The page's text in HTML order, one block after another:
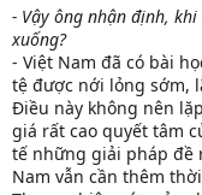
- Vậy ông nhận định,
xuống?
- Việt Nam đã có bài
tệ được nới lỏng sớm,
Điều này không nên
giá rất cao quyết tâm
tế những giải pháp đề
Nam vẫn cần thêm